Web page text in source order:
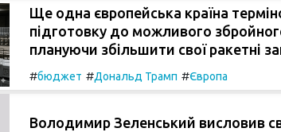
Ще одна європейська країна
підготовку до можливого
плануючи збільшити свої ракетні
#бюджет #Дональд Трамп #Європа
Володимир Зеленський висловив